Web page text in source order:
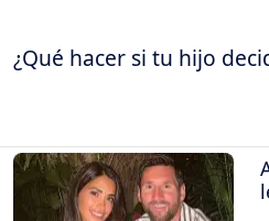
¿Qué hacer si tu hijo